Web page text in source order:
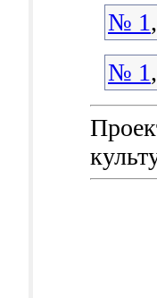
№ 1,
№ 1,